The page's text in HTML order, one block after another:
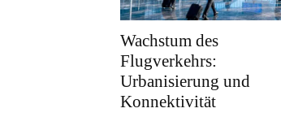
Wachstum des
Flugverkehrs:
Urbanisierung und
Konnektivität